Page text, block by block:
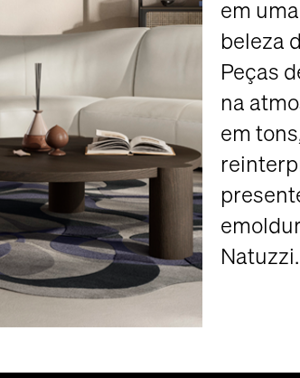
em
beleza
Peças
na
em
Natuzzi.